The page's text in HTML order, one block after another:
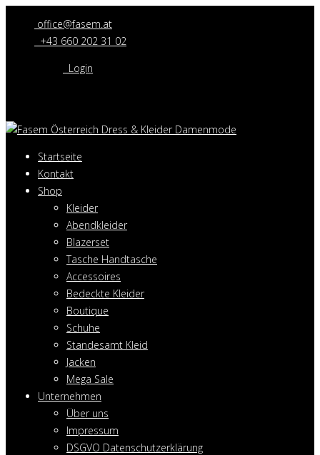
office@fasem.at
+43 660 202 31 02
Login
Startseite
Kontakt
Shop
Kleider
Abendkleider
Blazerset
Tasche Handtasche
Accessoires
Bedeckte Kleider
Boutique
Schuhe
Standesamt Kleid
Jacken
Mega Sale
Unternehmen
Über uns
Impressum
DSGVO Datenschutzerklärung